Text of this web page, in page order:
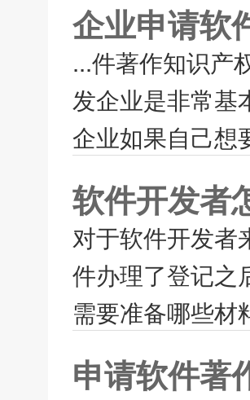
企业申请软
...件著作知识产
发企业是非常基
企业如果自己想
软件开发者
对于软件开发者
件办理了登记之
需要准备哪些材
申请软件著